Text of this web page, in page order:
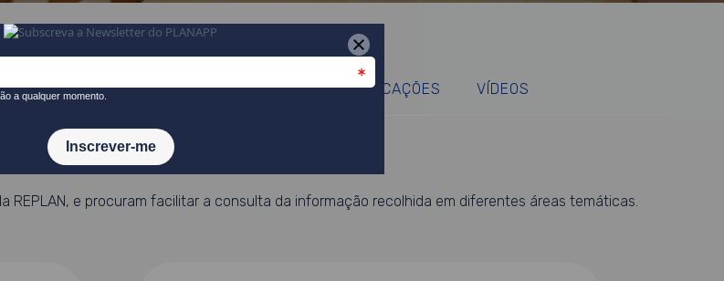
DASHBOARDS INFOGRAFIAS APLICAÇÕES VÍDEOS
REPLAN, e procuram facilitar a consulta da informação recolhida em diferentes áreas temáticas.